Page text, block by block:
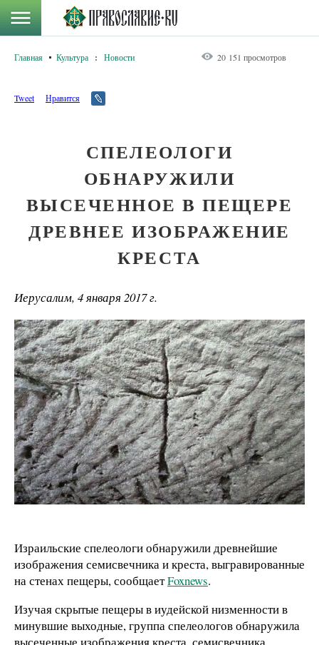
Главная Культура : Новости 20 151 просмотров
Tweet Нравится
СПЕЛЕОЛОГИ
ОБНАРУЖИЛИ
ВЫСЕЧЕННОЕ В ПЕЩЕРЕ
ДРЕВНЕЕ ИЗОБРАЖЕНИЕ
КРЕСТА
Иерусалим, 4 января 2017 г.
Израильские спелеологи обнаружили древнейшие
изображения семисвечника и креста, выгравированные
на стенах пещеры, сообщаетFoxnews.
Изучая скрытые пещеры в иудейской низменности в
минувшие выходные, группа спелеологов обнаружила
высеченные изображения креста, семисвечника,